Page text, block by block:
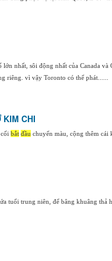
nhất, sôi động nhất của Canada
riêng. vì vậy Toronto có thể phát......
KIM CHI
bắt đầu chuyển màu, cộng thêm cái
tuổi trung niên, để bâng khuâng thả